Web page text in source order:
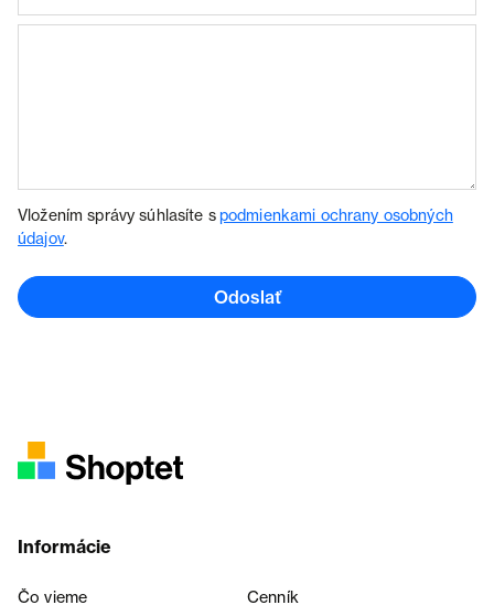
Vložením správy súhlasíte spodmienkami ochrany osobných
údajov.
Odoslať
Informácie
Čo vieme
Cenník